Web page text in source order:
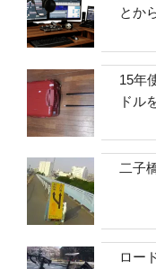
とか
15年
ドル
二子
ロー